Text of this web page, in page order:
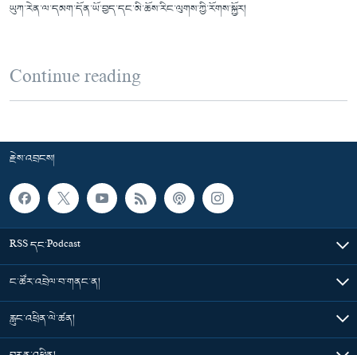
ཡུཀ་རེན་ལ་དམག་དོན་ཡོ་བྱད་དང་མི་ཆོས་རིང་ལུགས་ཀྱི་རོགས་སྐྱོར།
Continue reading
རྗེས་འབྲངས།
RSS དང་Podcast
ང་ཚོར་འབྲེལ་བ་གནང་ན།
རླུང་འཕྲིན་ལེ་ཚན།